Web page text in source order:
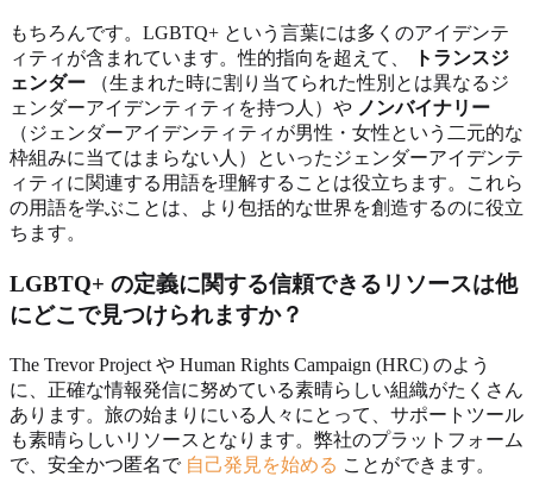
もちろんです。LGBTQ+ という言葉には多くのアイデンテ
ィティが含まれています。性的指向を超えて、
トランスジ
ェンダー （生まれた時に割り当てられた性別とは異なるジ
ェンダーアイデンティティを持つ人）や ノンバイナリー
（ジェンダーアイデンティティが男性・女性という二元的な
枠組みに当てはまらない人）といったジェンダーアイデンテ
ィティに関連する用語を理解することは役立ちます。これら
の用語を学ぶことは、より包括的な世界を創造するのに役立
ちます。
LGBTQ+ の定義に関する信頼できるリソースは他
にどこで見つけられますか？
The Trevor Project や Human Rights Campaign (HRC) のよう
に、正確な情報発信に努めている素晴らしい組織がたくさん
あります。旅の始まりにいる人々にとって、サポートツール
も素晴らしいリソースとなります。弊社のプラットフォーム
で、安全かつ匿名で 自己発見を始める ことができます。